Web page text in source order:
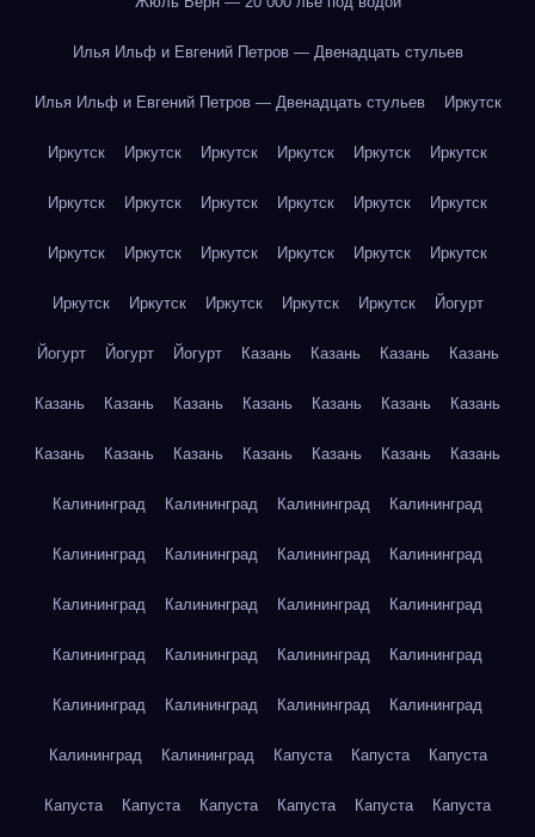
Илья Ильф и Евгений Петров — Двенадцать стульев
Илья Ильф и Евгений Петров — Двенадцать стульев Иркутск
Иркутск Иркутск Иркутск Иркутск Иркутск Иркутск
Иркутск Иркутск Иркутск Иркутск Иркутск Иркутск
Иркутск Иркутск Иркутск Иркутск Иркутск Иркутск
Иркутск Иркутск Иркутск Иркутск Иркутск Йогурт
Йогурт Йогурт Йогурт Казань Казань Казань Казань
Казань Казань Казань Казань Казань Казань Казань
Казань Казань Казань Казань Казань Казань Казань
Калининград Калининград Калининград Калининград
Калининград Калининград Калининград Калининград
Калининград Калининград Калининград Калининград
Калининград Калининград Калининград Калининград
Калининград Калининград Калининград Калининград
Калининград Калининград Капуста Капуста Капуста
Капуста Капуста Капуста Капуста Капуста Капуста